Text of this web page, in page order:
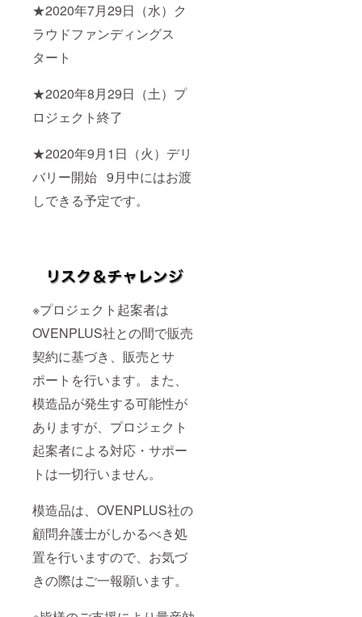
★2020年7月29日（水）ク
ラウドファンディングス
タート
★2020年8月29日（土）プ
ロジェクト終了
★2020年9月1日（火）デリ
バリー開始 9月中にはお渡
しできる予定です。
※プロジェクト起案者は
OVENPLUS社との間で販売
契約に基づき、販売とサ
ポートを行います。また、
模造品が発生する可能性が
ありますが、プロジェクト
起案者による対応・サポー
トは一切行いません。
模造品は、OVENPLUS社の
顧問弁護士がしかるべき処
置を行いますので、お気づ
きの際はご一報願います。